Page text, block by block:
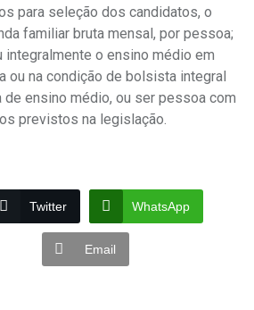
para seleção dos candidatos, o
familiar bruta mensal, por pessoa;
integralmente o ensino médio em
ou na condição de bolsista integral
ensino médio, ou ser pessoa com
previstos na legislação.
Twitter WhatsApp
Email